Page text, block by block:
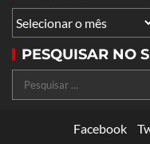
PESQUISAR NO
Facebook